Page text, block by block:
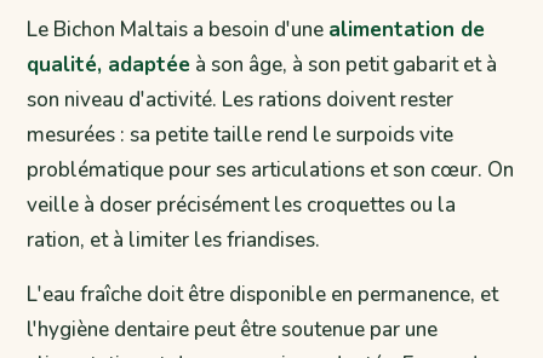
Le Bichon Maltais a besoin d'une alimentation de
qualité, adaptée à son âge, à son petit gabarit et à
son niveau d'activité. Les rations doivent rester
mesurées : sa petite taille rend le surpoids vite
problématique pour ses articulations et son cœur. On
veille à doser précisément les croquettes ou la
ration, et à limiter les friandises.
L'eau fraîche doit être disponible en permanence, et
l'hygiène dentaire peut être soutenue par une